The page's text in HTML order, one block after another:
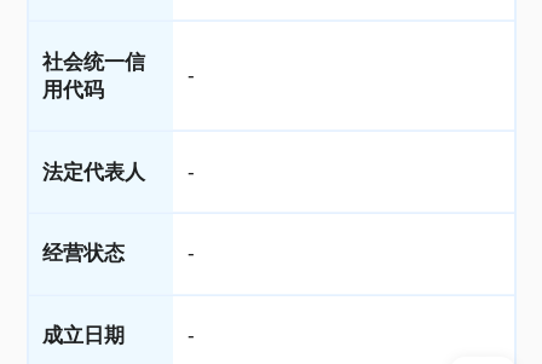
社会统一信
用代码
-
法定代表人 -
经营状态 -
成立日期 -